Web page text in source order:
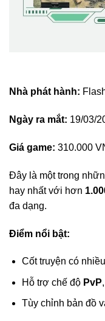
Nhà phát hành:
Ngày ra mắt: 19/03/
Giá game: 310.000
Đây là một trong
hay nhất với hơn
đa dạng.
Điểm nổi bật:
Cốt truyện có
Hỗ trợ chế độ PvP
Tùy chỉnh bản đồ